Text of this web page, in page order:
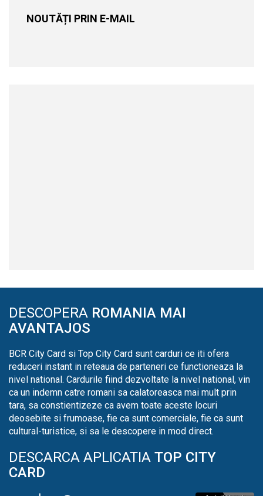
NOUTĂȚI PRIN E-MAIL
DESCOPERA ROMANIA MAI
AVANTAJOS
BCR City Card si Top City Card sunt carduri ce iti ofera
reduceri instant in reteaua de parteneri ce functioneaza la
nivel national. Cardurile fiind dezvoltate la nivel national, vin
ca un indemn catre romani sa calatoreasca mai mult prin
tara, sa constientizeze ca avem toate aceste locuri
deosebite si frumoase, fie ca sunt comerciale, fie ca sunt
cultural-turistice, si sa le descopere in mod direct.
DESCARCA APLICATIA TOP CITY
CARD